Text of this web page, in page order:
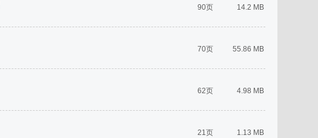
14.2 MB
90页
55.86 MB
70页
4.98 MB
62页
1.13 MB
21页